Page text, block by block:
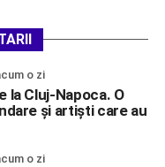
o zi
la Cluj-Napoca. O
și artiști care au
o zi